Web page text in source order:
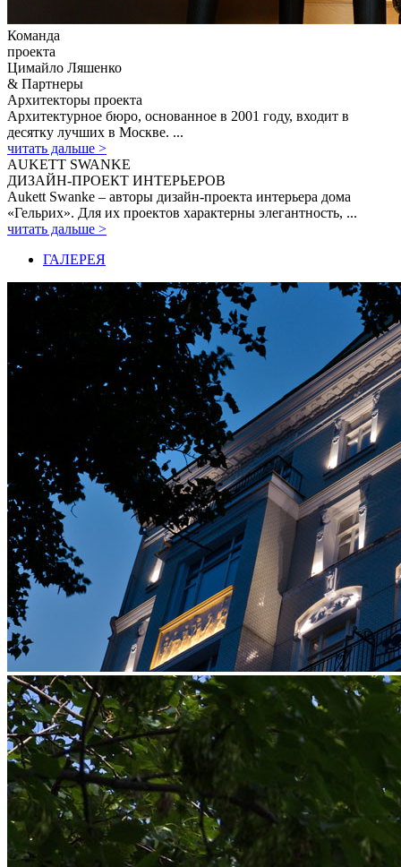
Команда
проекта
Цимайло Ляшенко
& Партнеры
Архитекторы проекта
Архитектурное бюро, основанное в 2001 году, входит в
десятку лучших в Москве. ...
читать дальше >
AUKETT SWANKE
ДИЗАЙН-ПРОЕКТ ИНТЕРЬЕРОВ
Aukett Swanke – авторы дизайн-проекта интерьера дома
«Гельрих». Для их проектов характерны элегантность, ...
читать дальше >
ГАЛЕРЕЯ